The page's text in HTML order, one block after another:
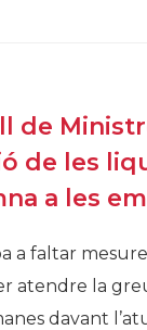
de
de les
a les
a faltar
atendre la
davant